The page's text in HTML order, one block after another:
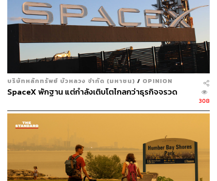
บริษัทหลักทรัพย์ บัวหลวง จำกัด (มหาชน) / OPINION
SpaceX พักฐาน แต่กำลังเติบโตไกลกว่าธุรกิจจรวด
308